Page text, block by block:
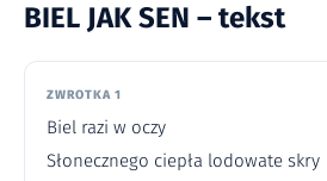
BIEL JAK SEN – tekst
ZWROTKA 1
Biel razi w oczy
Słonecznego ciepła lodowate skry